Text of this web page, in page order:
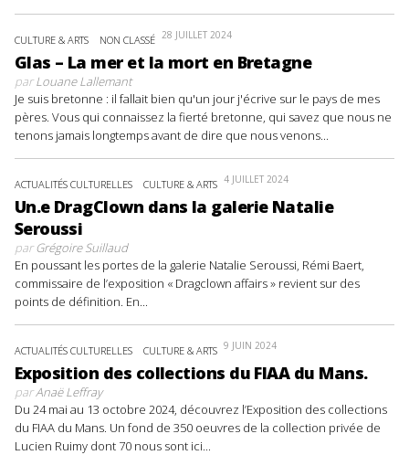
CULTURE & ARTS NON CLASSÉ 28 JUILLET 2024
Glas – La mer et la mort en Bretagne
parLouane Lallemant
Je suis bretonne : il fallait bien qu'un jour j'écrive sur le pays de mes
pères. Vous qui connaissez la fierté bretonne, qui savez que nous ne
tenons jamais longtemps avant de dire que nous venons...
ACTUALITÉS CULTURELLES CULTURE & ARTS 4 JUILLET 2024
Un.e DragClown dans la galerie Natalie
Seroussi
parGrégoire Suillaud
En poussant les portes de la galerie Natalie Seroussi, Rémi Baert,
commissaire de l’exposition « Dragclown affairs » revient sur des
points de définition. En...
ACTUALITÉS CULTURELLES CULTURE & ARTS 9 JUIN 2024
Exposition des collections du FIAA du Mans.
parAnaë Leffray
Du 24 mai au 13 octobre 2024, découvrez l’Exposition des collections
du FIAA du Mans. Un fond de 350 oeuvres de la collection privée de
Lucien Ruimy dont 70 nous sont ici...